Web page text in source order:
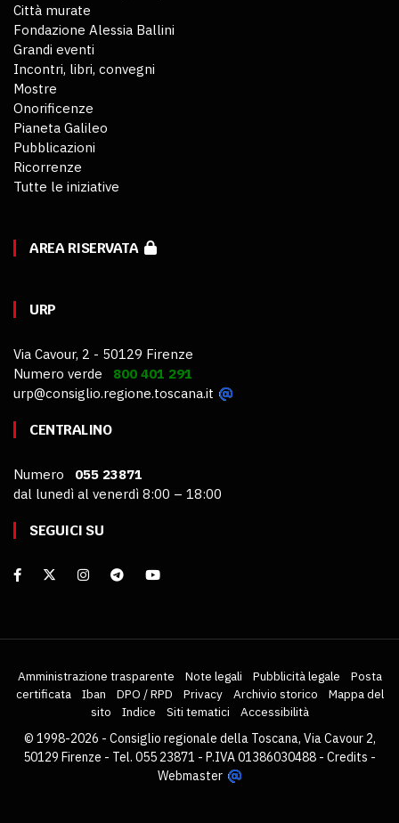
Città murate
Fondazione Alessia Ballini
Grandi eventi
Incontri, libri, convegni
Mostre
Onorificenze
Pianeta Galileo
Pubblicazioni
Ricorrenze
Tutte le iniziative
AREA RISERVATA
URP
Via Cavour, 2 - 50129 Firenze
Numero verde 800 401 291
urp@consiglio.regione.toscana.it
CENTRALINO
Numero 055 23871
dal lunedì al venerdì 8:00 – 18:00
SEGUICI SU
Amministrazione trasparente Note legali Pubblicità legale
Posta
certificata
Iban DPO / RPD Privacy Archivio storico
Mappa del
sito
Indice Siti tematici
Accessibilità
© 1998-2026 - Consiglio regionale della Toscana, Via Cavour 2,
50129 Firenze - Tel. 055 23871 - P.IVA 01386030488 - Credits -
Webmaster